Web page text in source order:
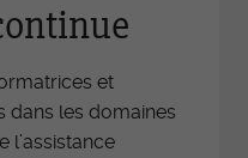
et
dans les domaines
l’assistance